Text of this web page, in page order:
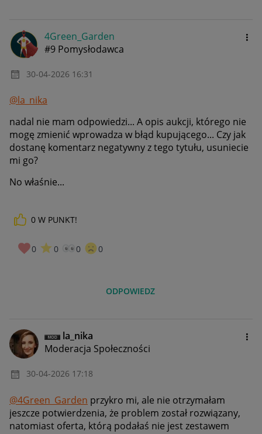
4Green_Garden
#9 Pomysłodawca
‎30-04-2026 16:31
@la_nika
nadal nie mam odpowiedzi... A opis aukcji, którego nie
mogę zmienić wprowadza w błąd kupującego... Czy jak
dostanę komentarz negatywny z tego tytułu, usuniecie
mi go?
No właśnie...
0 W PUNKT!
0 0 0 0
ODPOWIEDZ
la_nika
Moderacja Społeczności
‎30-04-2026 17:18
@4Green_Garden przykro mi, ale nie otrzymałam
jeszcze potwierdzenia, że problem został rozwiązany,
natomiast oferta, którą podałaś nie jest zestawem